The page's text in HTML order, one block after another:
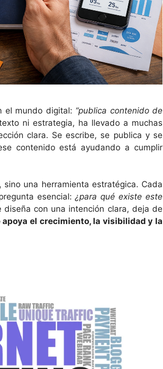
el mundo digital: “publica contenido de
ni estrategia, ha llevado a muchas
clara. Se escribe, se publica y se
contenido está ayudando a cumplir
una herramienta estratégica. Cada
esencial:¿para qué existe este
con una intención clara, deja de
apoya el crecimiento, la visibilidad y la